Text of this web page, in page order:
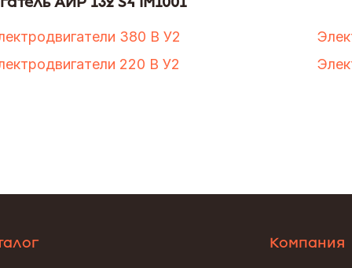
380 В У2
220 В У2
Компания